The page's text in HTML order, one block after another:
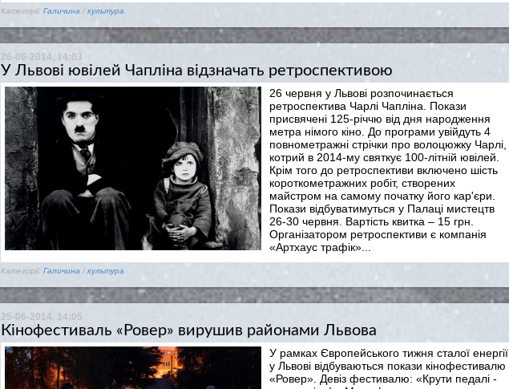
Категорії: Галичина /культура
26-06-2014, 14:03
У Львові ювілей Чапліна відзначать ретроспективою
26 червня у Львові розпочинається
ретроспектива Чарлі Чапліна. Покази
присвячені 125-річчю вiд дня народження
метра німого кіно. До програми увійдуть 4
повнометражні стрічки про волоцюжку Чарлi,
котрий в 2014-му святкує 100-лiтнiй ювiлей.
Крім того до ретроспективи включено шість
короткометражних робіт, створених
майстром на самому початку його кар'єри.
Покази відбуватимуться у Палаці мистецтв
26-30 червня. Вартість квитка – 15 грн.
Організатором ретроспективи є компанія
«Артхаус трафік»...
Категорії: Галичина / культура
25-06-2014, 14:05
Кінофестиваль «Ровер» вирушив районами Львова
У рамках Європейського тижня сталої енергії
у Львові відбуваються покази кінофестивалю
«Ровер». Девіз фестивалю: «Крути педалі -